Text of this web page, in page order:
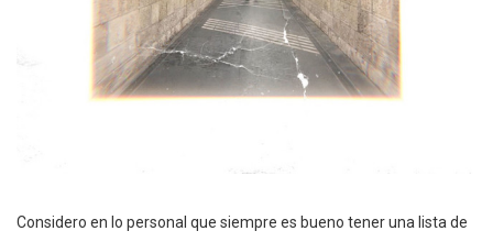
Considero en lo personal que siempre es bueno tener una lista de